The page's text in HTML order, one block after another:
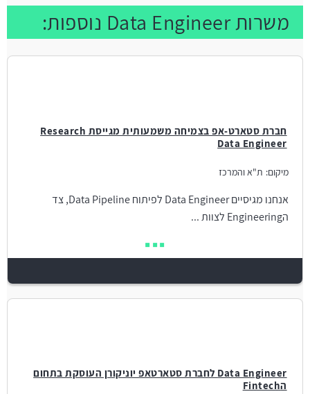
משרות Data Engineer נוספות:
חברת סטארט-אפ בצמיחה משמעותית מגייסת Research
Data Engineer
מיקום: ת"א והמרכז
אנחנו מגיסיים Data Engineer לפיתוח Data Pipeline, צד
הEngineering לצוות ...
Data Engineer לחברת סטארטאפ יוניקורן העוסקת בתחום
הFintech